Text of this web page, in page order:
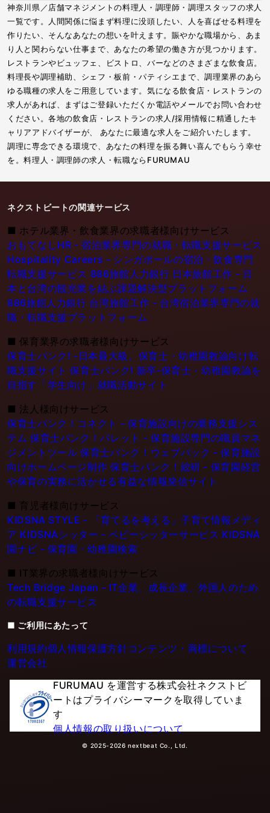
神奈川県／店舗マネジメントの料理人・調理師・調理スタッフの求人
一覧です。人間関係に悩まず料理に没頭したい、人を喜ばせる料理を
作りたい、そんなあなたの想いを叶えます。賑やかな職場から、あま
り人と関わらない仕事まで、あなたの希望の働き方が見つかります。
レストランやビュッフェ、ビストロ、バーなどのさまざまな飲食店。
料理長や調理補助、シェフ・板前・パティシエまで、調理業界のあら
ゆる職種の求人をご用意しています。気になる飲食店・レストランの
求人があれば、まずはご登録いただくか電話やメールでお問い合わせ
ください。各地の飲食店・レストランの求人/採用情報に精通したキ
ャリアアドバイザーが、 あなたに最適な求人をご紹介いたします。
調理に専念できる環境で、あなたの料理を振る舞い喜んでもらう幸せ
を。料理人・調理師の求人・転職ならFURUMAU
ネクストビートの関連サービス
■ ホテル業界・飲食業界の求職者様向けサービス
おもてなしHR - 宿泊業界専門の就職・転職支援サービス
Hospitality Careers - シンガポールの宿泊・飲食専門
転職支援サービス 886旅館人力銀行 日本旅館工作 - 日
本と台湾の観光業を結ぶ課題解決型プラットフォーム
886旅館人力銀行 台湾旅館工作 - 台湾宿泊業界専門の就
職・転職支援プラットフォーム
■ 保育業界の求職者様向けサービス
保育士バンク! -日本最大級。保育士・幼稚園教論向け転
職支援サイト 保育士バンク! 新卒-保育士・幼稚園教論を
目指す「学生向け」就職活動サイト
■ 法人様向けサービス
保育士バンク！コネクト - 保育施設向けの業務支援シス
テム 保育士バンク！パレット - 保育施設専門の職員マネ
ジメントツール 保育士バンク！ウェブパック - 保育施設
向けホームページ制作 保育士バンク！総研 - 保育園経営
や保育の実務に活かせる有益な情報発信サイト
■ 育児者様向けサービス
KIDSNA STYLE - 「育てるを考える」子育て情報メディ
ア KIDSNAシッター - ベビーシッターサービス KIDSNA
園ナビ - 保育園・幼稚園検索
■ IT業界の求職者様向けサービス
Tech Bridge Japan - IT企業、成長企業、外国人のため
の転職支援サービス
■ ご利用にあたって
利用規約個人情報保護方針コンテンツ・商標について
運営会社
FURUMAU を運営する株式会社ネクストビ
ートはプライバシーマークを取得していま
す
個人情報の取り扱いについて
© 2025-2026 nextbeat Co., Ltd.